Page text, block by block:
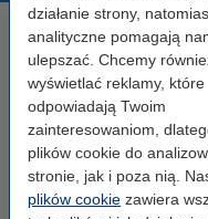
działanie strony,
analityczne pomagają
ulepszać. Chcemy
wyświetlać reklamy, które
odpowiadają Twoim
zainteresowaniom,
plików cookie do
stronie, jak i poza nią.
plików cookie zawiera
Spinacze biurowe 33 mm